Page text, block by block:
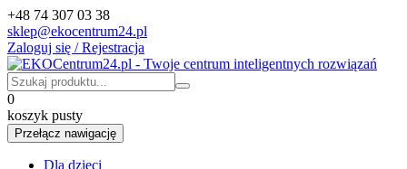
+48 74 307 03 38
sklep@ekocentrum24.pl
Zaloguj się / Rejestracja
0
koszyk pusty
Przełącz nawigację
Dla dzieci